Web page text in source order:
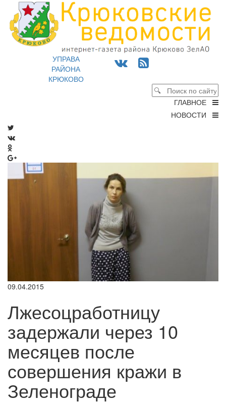
УПРАВА
РАЙОНА
КРЮКОВО
ГЛАВНОЕ
НОВОСТИ
09.04.2015
Лжесоцработницу
задержали через 10
месяцев после
совершения кражи в
Зеленограде